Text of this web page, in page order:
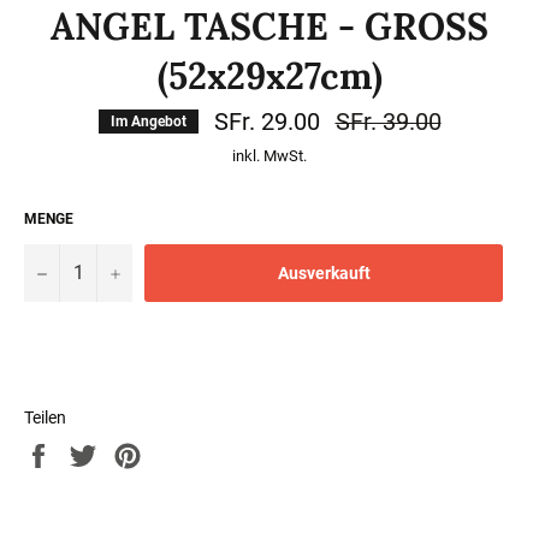
ANGEL TASCHE - GROSS
(52x29x27cm)
Im Angebot SFr. 29.00
Normaler
Preis
SFr. 39.00
inkl. MwSt.
MENGE
− + Ausverkauft
Teilen
Auf
Facebook
Auf
Twitter